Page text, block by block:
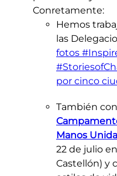
Conretamente:
Hemos
las
fotos
por cinco
También
Manos
22 de julio
Castellón) y